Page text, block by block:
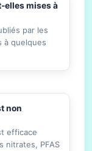
elles mises à
par les
à quelques
non
efficace
nitrates, PFAS